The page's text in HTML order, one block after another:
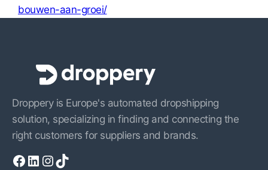
bouwen-aan-groei/
Droppery is Europe's automated dropshipping
solution, specializing in finding and connecting the
right customers for suppliers and brands.
Facebook LinkedIn InstagramTikTok